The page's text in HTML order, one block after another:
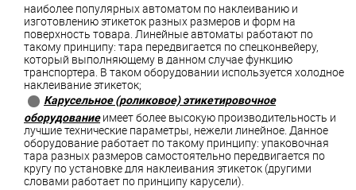
наиболее популярных автоматом по наклеиванию и
изготовлению этикеток разных размеров и форм на
поверхность товара. Линейные автоматы работают по
такому принципу: тара передвигается по спецконвейеру,
который выполняющему в данном случае функцию
транспортера. В таком оборудовании используется холодное
наклеивание этикеток;
Карусельное (роликовое) этикетировочное
оборудованиеимеет более высокую производительность и
лучшие технические параметры, нежели линейное. Данное
оборудование работает по такому принципу: упаковочная
тара разных размеров самостоятельно передвигается по
кругу по установке для наклеивания этикеток (другими
словами работает по принципу карусели).